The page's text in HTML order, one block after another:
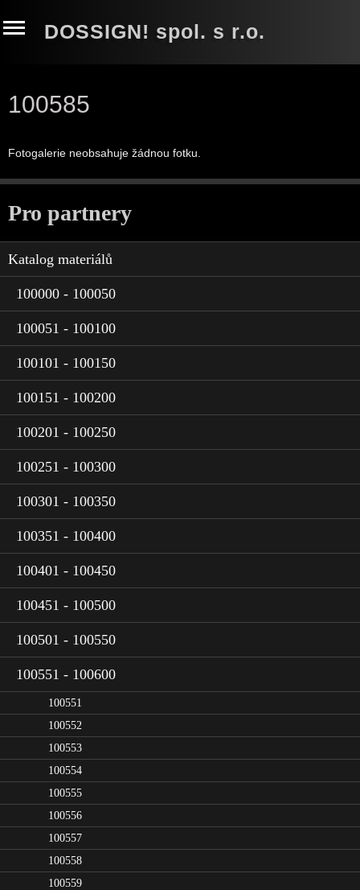
DOSSIGN! spol. s r.o.
100585
Fotogalerie neobsahuje žádnou fotku.
Pro partnery
Katalog materiálů
100000 - 100050
100051 - 100100
100101 - 100150
100151 - 100200
100201 - 100250
100251 - 100300
100301 - 100350
100351 - 100400
100401 - 100450
100451 - 100500
100501 - 100550
100551 - 100600
100551
100552
100553
100554
100555
100556
100557
100558
100559